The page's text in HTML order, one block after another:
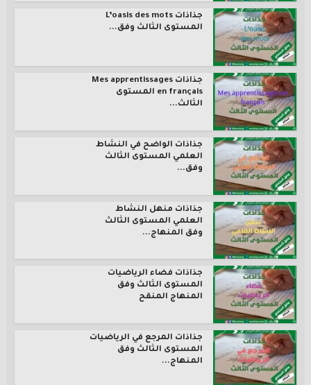
جذاذات L’oasis des mots
المستوى الثالث وفق...
جذاذات Mes apprentissages
en français المستوى
الثالث...
جذاذات الواضح في النشاط
العلمي المستوى الثالث
وفق...
جذاذات منهل النشاط
العلمي المستوى الثالث
وفق المنهاج...
جذاذات فضاء الرياضيات
المستوى الثالث وفق
المنهاج المنقح
جذاذات المرجع في الرياضيات
المستوى الثالث وفق
المنهاج...